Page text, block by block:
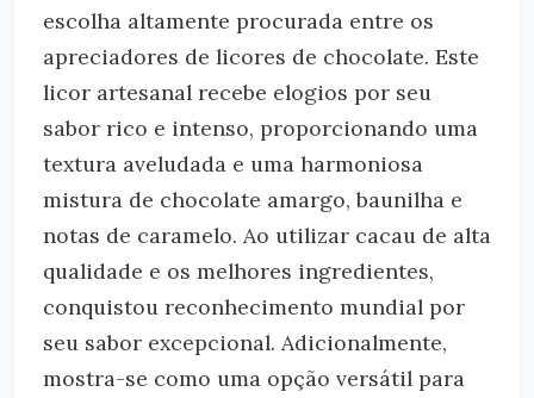
escolha altamente procurada entre os
apreciadores de licores de chocolate. Este
licor artesanal recebe elogios por seu
sabor rico e intenso, proporcionando uma
textura aveludada e uma harmoniosa
mistura de chocolate amargo, baunilha e
notas de caramelo. Ao utilizar cacau de alta
qualidade e os melhores ingredientes,
conquistou reconhecimento mundial por
seu sabor excepcional. Adicionalmente,
mostra-se como uma opção versátil para